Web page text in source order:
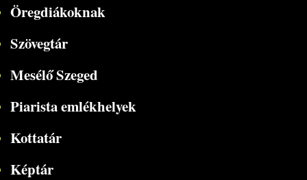
Öregdiákoknak
Szövegtár
Mesélő Szeged
Piarista emlékhelyek
Kottatár
Képtár